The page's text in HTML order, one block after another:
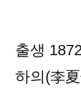
출생
하의(李